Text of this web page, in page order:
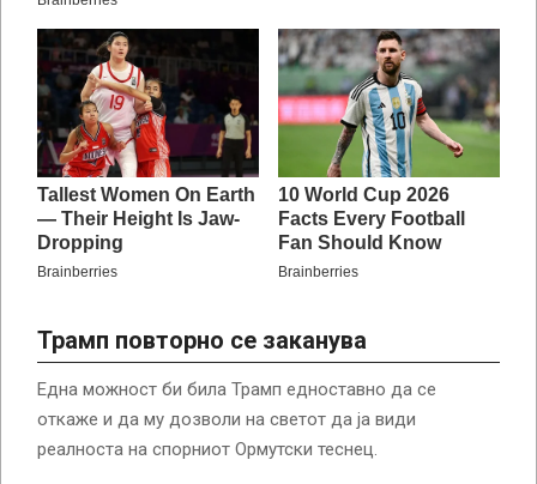
Трамп повторно се заканува
Една можност би била Трамп едноставно да се
откаже и да му дозволи на светот да ја види
реалноста на спорниот Ормутски теснец.